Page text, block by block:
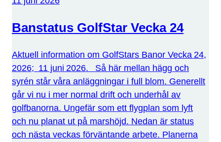
Banstatus GolfStar Vecka 24
Aktuell information om GolfStars Banor Vecka 24,
2026; 11 juni 2026. Så här mellan hägg och
syrén står våra anläggningar i full blom. Generellt
går vi nu i mer normal drift och underhål av
golfbanorna. Ungefär som ett flygplan som lyft
och nu planat ut på marshöjd. Nedan är status
och nästa veckas förväntande arbete. Planerna